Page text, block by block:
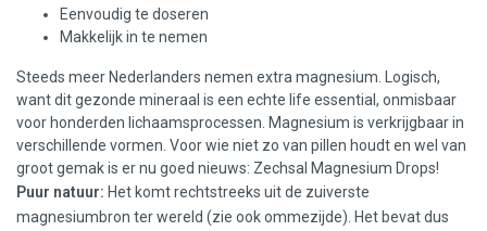
Eenvoudig te doseren
Makkelijk in te nemen
Steeds meer Nederlanders nemen extra magnesium. Logisch,
want dit gezonde mineraal is een echte life essential, onmisbaar
voor honderden lichaamsprocessen. Magnesium is verkrijgbaar in
verschillende vormen. Voor wie niet zo van pillen houdt en wel van
groot gemak is er nu goed nieuws: Zechsal Magnesium Drops!
Puur natuur: Het komt rechtstreeks uit de zuiverste
magnesiumbron ter wereld (zie ook ommezijde). Het bevat dus